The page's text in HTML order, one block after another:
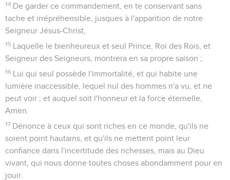
14 De garder ce commandement, en te conservant sans
tache et irrépréhensible, jusques à l'apparition de notre
Seigneur Jésus-Christ,
15 Laquelle le bienheureux et seul Prince, Roi des Rois, et
Seigneur des Seigneurs, montrera en sa propre saison ;
16 Lui qui seul possède l'immortalité, et qui habite une
lumière inaccessible, lequel nul des hommes n'a vu, et ne
peut voir ; et auquel soit l'honneur et la force éternelle,
Amen.
17 Dénonce à ceux qui sont riches en ce monde, qu'ils ne
soient point hautains, et qu'ils ne mettent point leur
confiance dans l'incertitude des richesses, mais au Dieu
vivant, qui nous donne toutes choses abondamment pour en
jouir.